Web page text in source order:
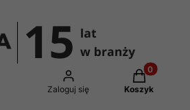
wyszukiwarkę
Zaloguj się
Produkty
Koszyk